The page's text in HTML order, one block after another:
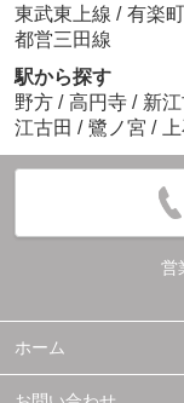
東武東上線 / 有楽
都営三田線
駅から探す
野方 / 高円寺 / 新
江古田 / 鷺ノ宮 /
営
ホーム